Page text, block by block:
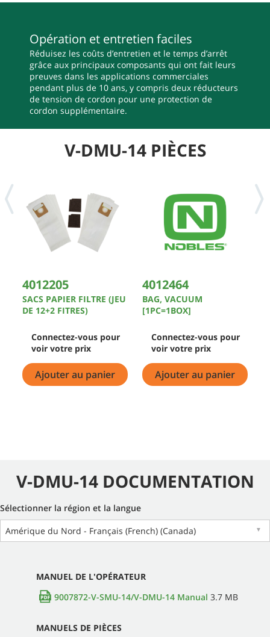
Opération et entretien faciles
Réduisez les coûts d’entretien et le temps d’arrêt
grâce aux principaux composants qui ont fait leurs
preuves dans les applications commerciales
pendant plus de 10 ans, y compris deux réducteurs
de tension de cordon pour une protection de
cordon supplémentaire.
V-DMU-14 PIÈCES
4012205
SACS PAPIER FILTRE (JEU
DE 12+2 FITRES)
Connectez-vous pour
voir votre prix
Ajouter au panier
4012464
BAG, VACUUM
[1PC=1BOX]
Connectez-vous pour
voir votre prix
Ajouter au panier
V-DMU-14 DOCUMENTATION
Sélectionner la région et la langue
Amérique du Nord - Français (French) (Canada)
▼
MANUEL DE L'OPÉRATEUR
9007872-V-SMU-14/V-DMU-14 Manual 3.7 MB
MANUELS DE PIÈCES